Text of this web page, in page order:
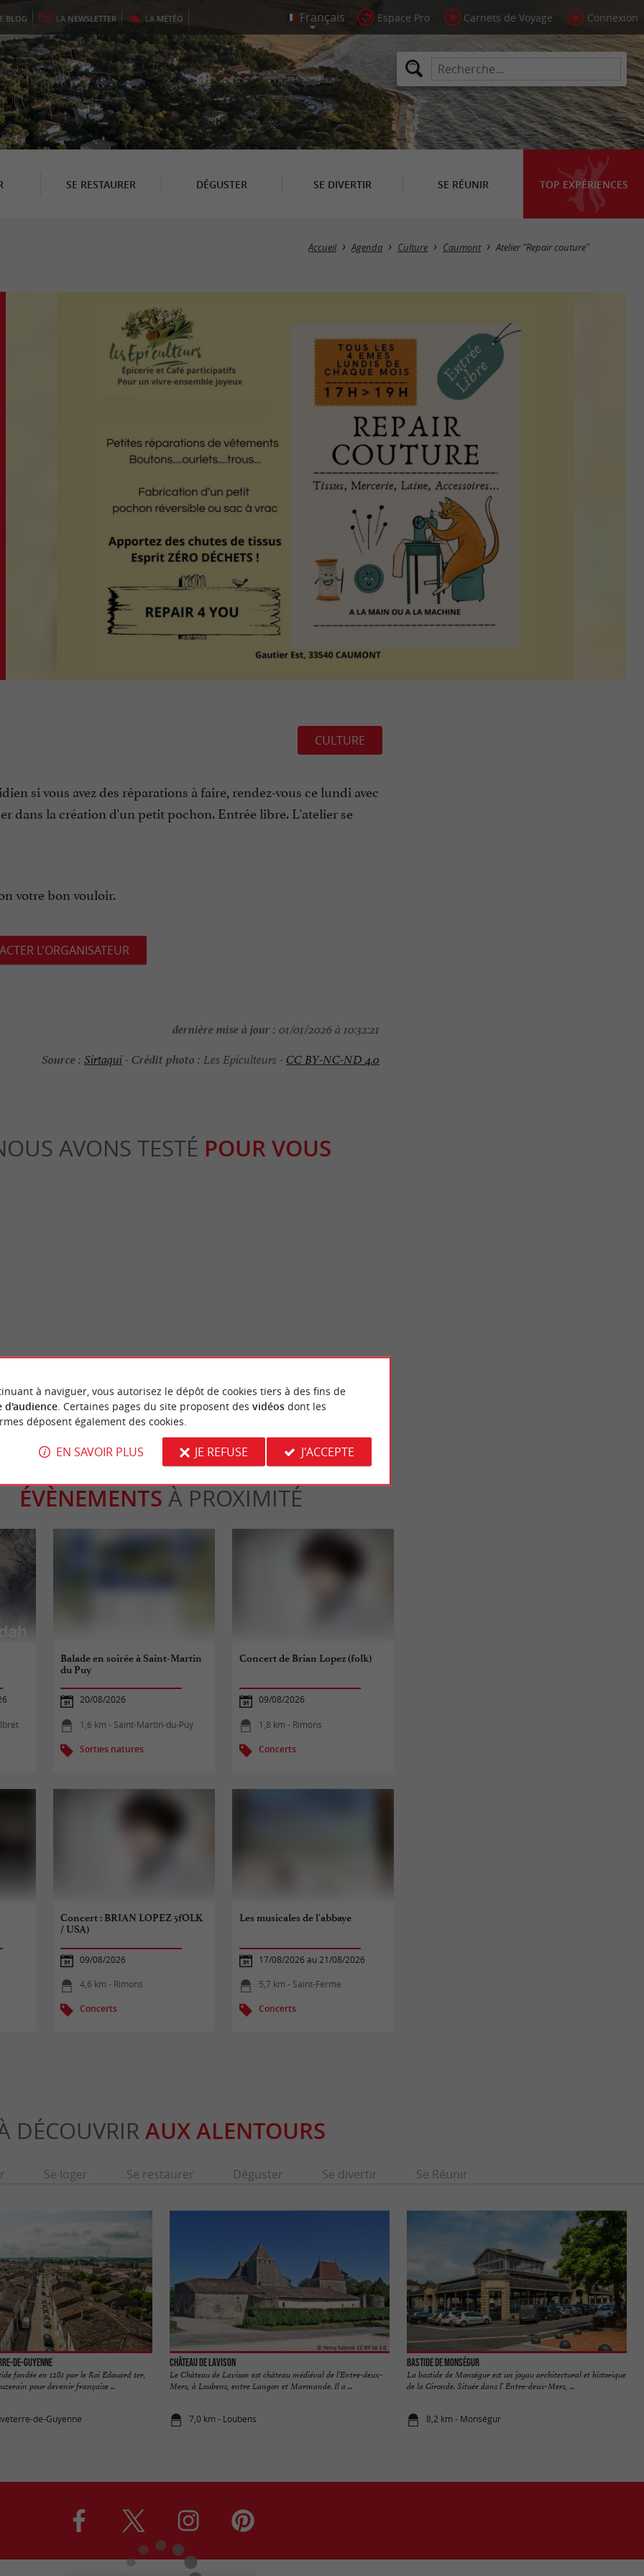
BLOG LA NEWSLETTER LA MÉTÉO Espace Pro Carnets de Voyage Connexion
SE RESTAURER DÉGUSTER SE DIVERTIR SE RÉUNIR TOP EXPÉRIENCES
Accueil Agenda Culture Caumont Atelier "Repair couture"
CULTURE
si vous avez des réparations à faire, rendez-vous ce lundi avec
dans la création d'un petit pochon. Entrée libre. L'atelier se
votre bon vouloir.
L'ORGANISATEUR
dernière mise à jour : 01/01/2026 à 10:32:21
Source : Sirtaqui-Crédit photo : Les Epiculteurs -CC BY-NC-ND 4.0
AVONS TESTÉ POUR VOUS
Réole
Saint-Antoine fortifiée
17,0 km - Pondaurat
ÉVÈNEMENTS À PROXIMITÉ
Balade en soirée à Saint-Martin
du Puy
20/08/2026
1,6 km - Saint-Martin-du-Puy
Sorties natures
Concert de Brian Lopez (folk)
09/08/2026
1,8 km - Rimons
Concerts
Concert : BRIAN LOPEZ 5fOLK
/ USA)
09/08/2026
4,6 km - Rimons
Concerts
Les musicales de l'abbaye
17/08/2026 au 21/08/2026
5,7 km - Saint-Ferme
Concerts
DÉCOUVRIR AUX ALENTOURS
Se loger Se restaurer Déguster Se divertir Se Réunir
de-Guyenne
fondée en 1281 par le Roi Edouard 1er,
pour devenir française ...
de-Guyenne
Château de Lavison
Le Château de Lavison est château médiéval de l’Entre-deux-
Mers, à Loubens, entre Langon et Marmande. Il a ...
7,0 km - Loubens
Bastide de Monségur
La bastide de Monségur est un joyau architectural et historique
de la Gironde. Située dans l’ Entre-deux-Mers, ...
8,2 km - Monségur
à naviguer, vous autorisez le dépôt de cookies tiers à des fins de
d'audience. Certaines pages du site proposent des vidéosdont les
déposent également des cookies.
EN SAVOIR PLUS JE REFUSE J'ACCEPTE